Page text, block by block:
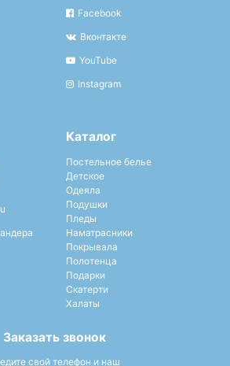
Facebook
Вконтакте
YouTube
Instagram
Каталог
Постельное белье
Детское
Одеяла
Подушки
Пледы
Наматрасники
Покрывала
Полотенца
Подарки
Скатерти
Халаты
Заказать звонок
свой телефон и наш